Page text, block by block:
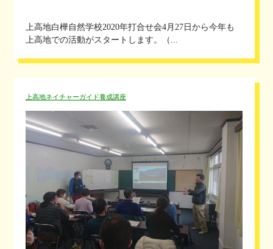
上高地白樺自然学校2020年打合せ会4月27日から今年も
上高地での活動がスタートします。（...
上高地ネイチャーガイド養成講座